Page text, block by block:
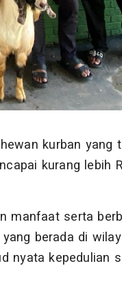
kurban yang
kurang lebih
manfaat serta
berada di
nyata kepedulian